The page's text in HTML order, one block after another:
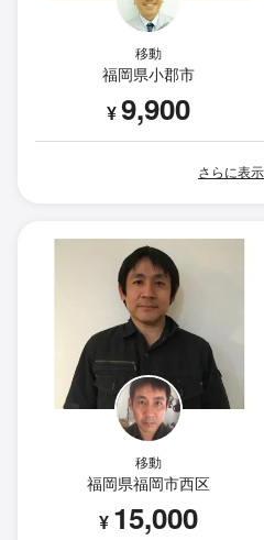
移動
福岡県小郡市
¥9,900
さらに表示
移動
福岡県福岡市西区
¥ 15,000